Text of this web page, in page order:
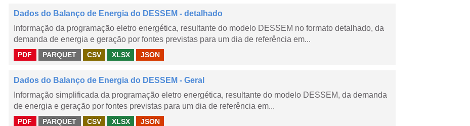
Dados do Balanço de Energia do DESSEM - detalhado
Informação da programação eletro energética, resultante do modelo DESSEM no formato detalhado, da
demanda de energia e geração por fontes previstas para um dia de referência em...
PDF PARQUET CSV XLSX JSON
Dados do Balanço de Energia do DESSEM - Geral
Informação simplificada da programação eletro energética, resultante do modelo DESSEM, da demanda
de energia e geração por fontes previstas para um dia de referência em...
PDF PARQUET CSV XLSX JSON